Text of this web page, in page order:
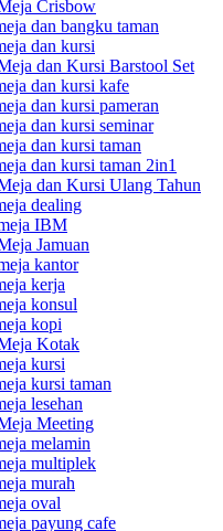
Crisbow
dan bangku taman
dan kursi
dan Kursi Barstool Set
dan kursi kafe
dan kursi pameran
dan kursi seminar
dan kursi taman
dan kursi taman 2in1
dan Kursi Ulang Tahun
dealing
IBM
Jamuan
kantor
kerja
konsul
kopi
Kotak
kursi
kursi taman
lesehan
Meeting
melamin
multiplek
murah
oval
payung cafe